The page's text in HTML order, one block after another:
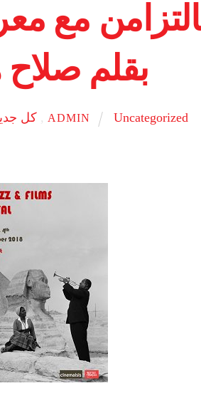
بقلم
ADMIN Uncategorized
,كل